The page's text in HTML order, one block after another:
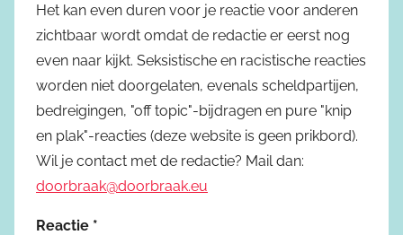
Het kan even duren voor je reactie voor anderen
zichtbaar wordt omdat de redactie er eerst nog
even naar kijkt. Seksistische en racistische reacties
worden niet doorgelaten, evenals scheldpartijen,
bedreigingen, "off topic"-bijdragen en pure "knip
en plak"-reacties (deze website is geen prikbord).
Wil je contact met de redactie? Mail dan:
doorbraak@doorbraak.eu
Reactie *